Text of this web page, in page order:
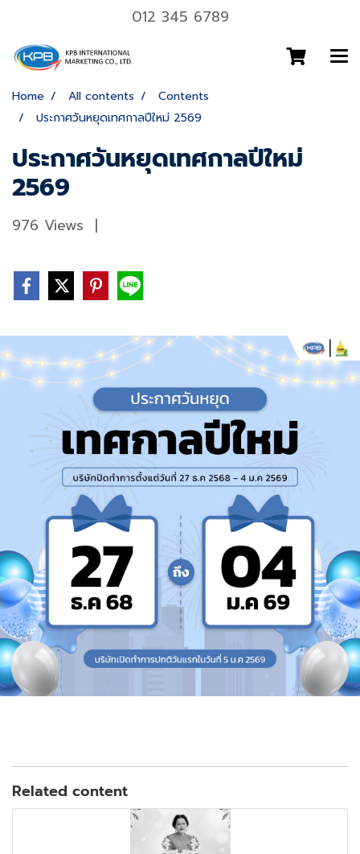
012 345 6789
Home All contents
Contents
ประกาศวันหยุดเทศกาลปีใหม่ 2569
ประกาศวันหยุดเทศกาลปีใหม่
2569
976 Views |
Related content